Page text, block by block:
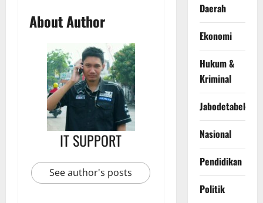
About Author
IT SUPPORT
See author's posts
Daerah
Ekonomi
Hukum &
Kriminal
Jabodetabek
Nasional
Pendidikan
Politik